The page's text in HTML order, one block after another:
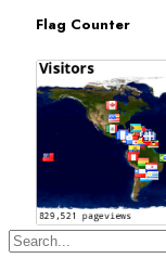
Flag Counter